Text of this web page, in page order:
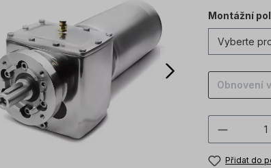
Montážní
Obnovení
Přidat do